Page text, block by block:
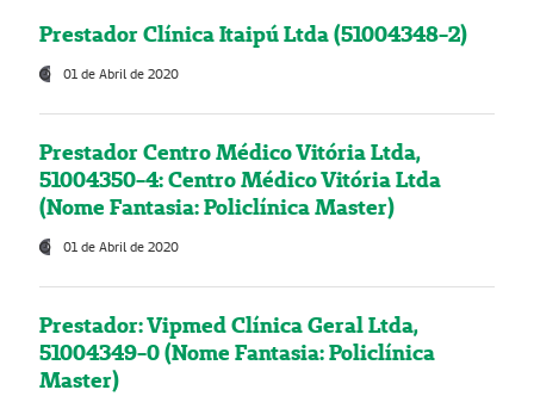
Prestador Clínica Itaipú Ltda (51004348-2)
01 de Abril de 2020
Prestador Centro Médico Vitória Ltda,
51004350-4: Centro Médico Vitória Ltda
(Nome Fantasia: Policlínica Master)
01 de Abril de 2020
Prestador: Vipmed Clínica Geral Ltda,
51004349-0 (Nome Fantasia: Policlínica
Master)